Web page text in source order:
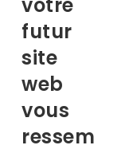
votre
futur
site
web
vous
ressem